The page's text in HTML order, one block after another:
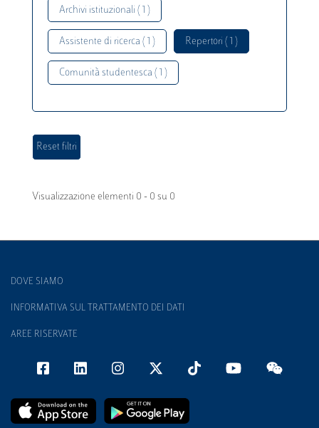
Archivi istituzionali ( 1 )
Assistente di ricerca ( 1 ) Repertori ( 1 )
Comunità studentesca ( 1 )
Visualizzazione elementi 0 - 0 su 0
DOVE SIAMO
INFORMATIVA SUL TRATTAMENTO DEI DATI
AREE RISERVATE